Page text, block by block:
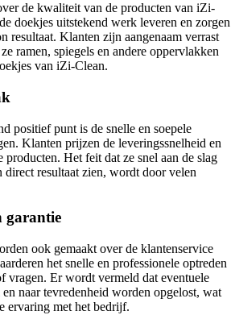
de kwaliteit van de producten van iZi-
doekjes uitstekend werk leveren en zorgen
resultaat. Klanten zijn aangenaam verrast
ramen, spiegels en andere oppervlakken
van iZi-Clean.
positief punt is de snelle en soepele
Klanten prijzen de leveringssnelheid en
producten. Het feit dat ze snel aan de slag
direct resultaat zien, wordt door velen
garantie
ook gemaakt over de klantenservice
het snelle en professionele optreden
vragen. Er wordt vermeld dat eventuele
naar tevredenheid worden opgelost, wat
ervaring met het bedrijf.